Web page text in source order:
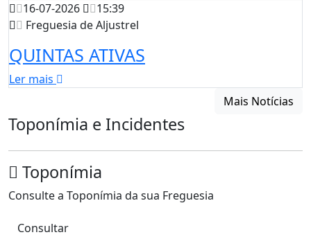
16-07-2026
15:39
Freguesia de Aljustrel
QUINTAS ATIVAS
Ler mais
Mais Notícias
Toponímia e Incidentes
Toponímia
Consulte a Toponímia da sua Freguesia
Consultar